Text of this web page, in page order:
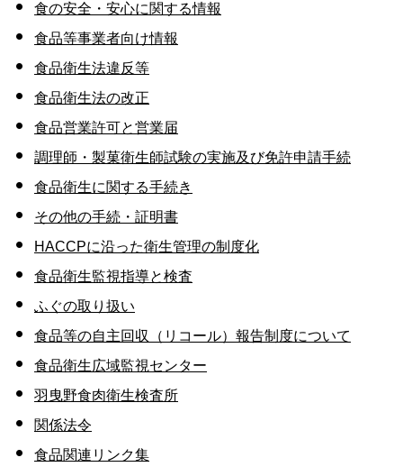
食の安全・安心に関する情報
食品等事業者向け情報
食品衛生法違反等
食品衛生法の改正
食品営業許可と営業届
調理師・製菓衛生師試験の実施及び免許申請手続
食品衛生に関する手続き
その他の手続・証明書
HACCPに沿った衛生管理の制度化
食品衛生監視指導と検査
ふぐの取り扱い
食品等の自主回収（リコール）報告制度について
食品衛生広域監視センター
羽曳野食肉衛生検査所
関係法令
食品関連リンク集